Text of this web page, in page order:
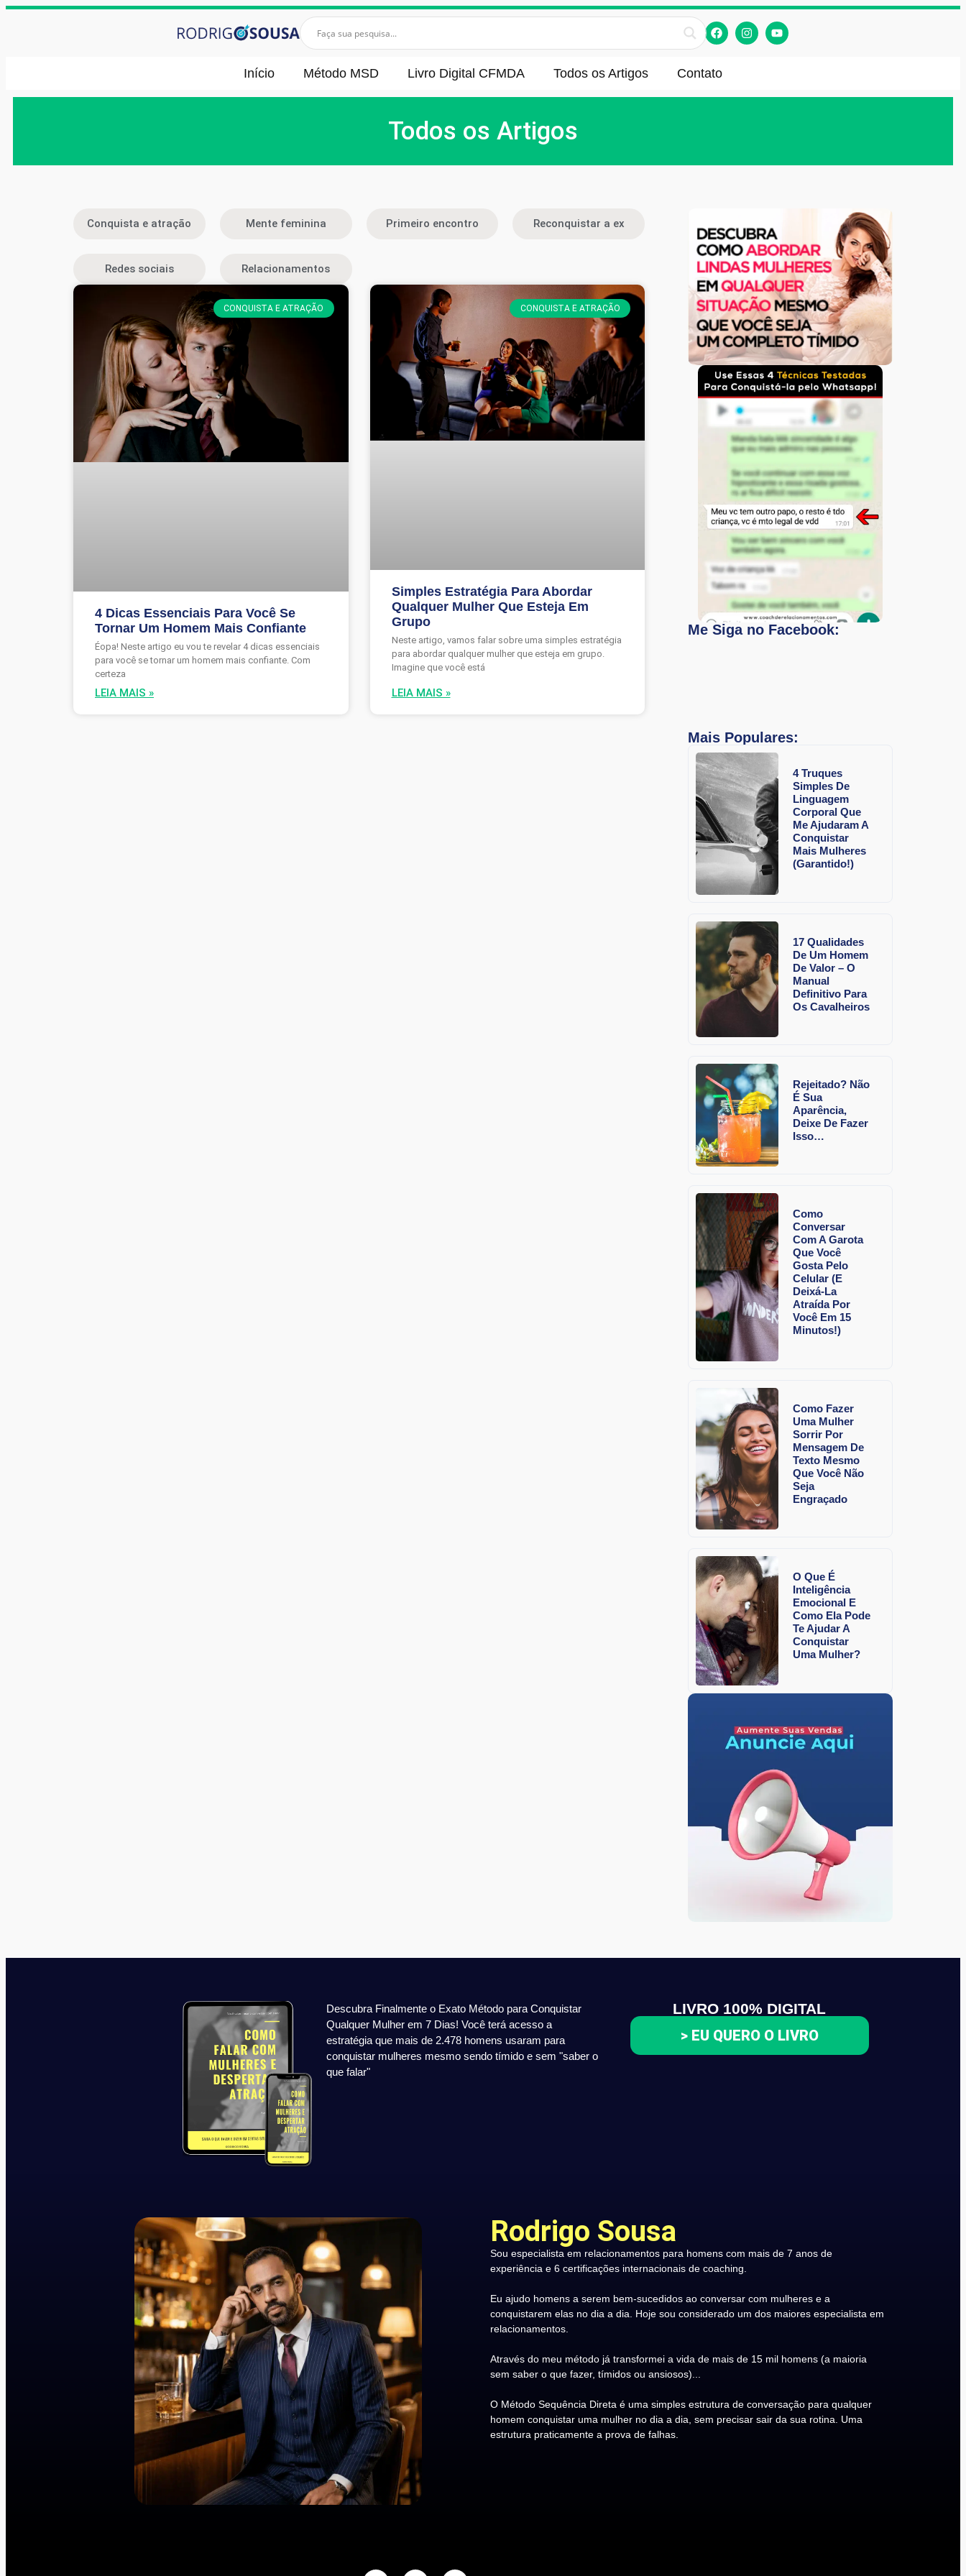
Início Método MSD Livro Digital CFMDA Todos os Artigos Contato
Todos os Artigos
Conquista e atração Mente feminina Primeiro encontro Reconquistar a ex
Redes sociais Relacionamentos
CONQUISTA E ATRAÇÃO
4 Dicas Essenciais Para Você Se
Tornar Um Homem Mais Confiante
Éopa! Neste artigo eu vou te revelar 4 dicas essenciais
para você se tornar um homem mais confiante. Com
certeza
LEIA MAIS »
CONQUISTA E ATRAÇÃO
Simples Estratégia Para Abordar
Qualquer Mulher Que Esteja Em
Grupo
Neste artigo, vamos falar sobre uma simples estratégia
para abordar qualquer mulher que esteja em grupo.
Imagine que você está
LEIA MAIS »
Me Siga no Facebook:
Mais Populares:
4 Truques
Simples De
Linguagem
Corporal Que
Me Ajudaram A
Conquistar
Mais Mulheres
(Garantido!)
17 Qualidades
De Um Homem
De Valor – O
Manual
Definitivo Para
Os Cavalheiros
Rejeitado? Não
É Sua
Aparência,
Deixe De Fazer
Isso…
Como
Conversar
Com A Garota
Que Você
Gosta Pelo
Celular (E
Deixá-La
Atraída Por
Você Em 15
Minutos!)
Como Fazer
Uma Mulher
Sorrir Por
Mensagem De
Texto Mesmo
Que Você Não
Seja
Engraçado
O Que É
Inteligência
Emocional E
Como Ela Pode
Te Ajudar A
Conquistar
Uma Mulher?
Descubra Finalmente o Exato Método para Conquistar
Qualquer Mulher em 7 Dias! Você terá acesso a
estratégia que mais de 2.478 homens usaram para
conquistar mulheres mesmo sendo tímido e sem "saber o
que falar"
LIVRO 100% DIGITAL
> EU QUERO O LIVRO
Rodrigo Sousa
Sou especialista em relacionamentos para homens com mais de 7 anos de
experiência e 6 certificações internacionais de coaching.
Eu ajudo homens a serem bem-sucedidos ao conversar com mulheres e a
conquistarem elas no dia a dia. Hoje sou considerado um dos maiores especialista em
relacionamentos.
Através do meu método já transformei a vida de mais de 15 mil homens (a maioria
sem saber o que fazer, tímidos ou ansiosos)...
O Método Sequência Direta é uma simples estrutura de conversação para qualquer
homem conquistar uma mulher no dia a dia, sem precisar sair da sua rotina. Uma
estrutura praticamente a prova de falhas.